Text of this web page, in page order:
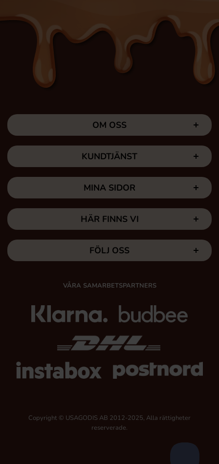
OM OSS
KUNDTJÄNST
MINA SIDOR
HÄR FINNS VI
FÖLJ OSS
VÅRA SAMARBETSPARTNERS
Copyright © USAGODIS AB 2012-2025, Alla rättigheter
reserverade.